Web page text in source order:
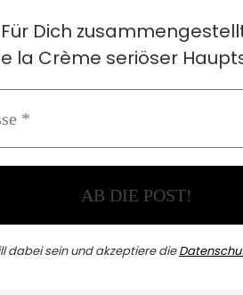
Für Dich
la Crème seriöser
dabei sein und akzeptiere die